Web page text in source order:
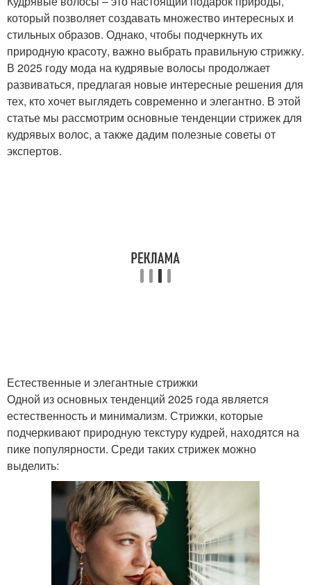
который позволяет создавать множество интересных и
стильных образов. Однако, чтобы подчеркнуть их
природную красоту, важно выбрать правильную стрижку.
В 2025 году мода на кудрявые волосы продолжает
развиваться, предлагая новые интересные решения для
тех, кто хочет выглядеть современно и элегантно. В этой
статье мы рассмотрим основные тенденции стрижек для
кудрявых волос, а также дадим полезные советы от
экспертов.
Естественные и элегантные стрижки
Одной из основных тенденций 2025 года является
естественность и минимализм. Стрижки, которые
подчеркивают природную текстуру кудрей, находятся на
пике популярности. Среди таких стрижек можно
выделить: